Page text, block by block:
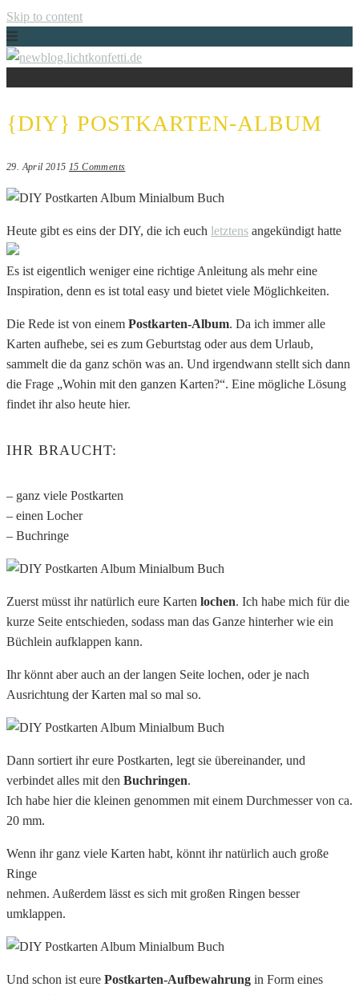
Skip to content
Just another WordPress site
{DIY} POSTKARTEN-ALBUM
29. April 2015 15 Comments
Heute gibt es eins der DIY, die ich euch letztens angekündigt hatte
Es ist eigentlich weniger eine richtige Anleitung als mehr eine
Inspiration, denn es ist total easy und bietet viele Möglichkeiten.
Die Rede ist von einem Postkarten-Album. Da ich immer alle
Karten aufhebe, sei es zum Geburtstag oder aus dem Urlaub,
sammelt die da ganz schön was an. Und irgendwann stellt sich dann
die Frage „Wohin mit den ganzen Karten?“. Eine mögliche Lösung
findet ihr also heute hier.
IHR BRAUCHT:
– ganz viele Postkarten
– einen Locher
– Buchringe
Zuerst müsst ihr natürlich eure Karten lochen. Ich habe mich für die
kurze Seite entschieden, sodass man das Ganze hinterher wie ein
Büchlein aufklappen kann.
Ihr könnt aber auch an der langen Seite lochen, oder je nach
Ausrichtung der Karten mal so mal so.
Dann sortiert ihr eure Postkarten, legt sie übereinander, und
verbindet alles mit den Buchringen.
Ich habe hier die kleinen genommen mit einem Durchmesser von ca.
20 mm.
Wenn ihr ganz viele Karten habt, könnt ihr natürlich auch große
Ringe
nehmen. Außerdem lässt es sich mit großen Ringen besser
umklappen.
Und schon ist eure Postkarten-Aufbewahrung in Form eines